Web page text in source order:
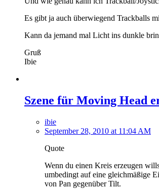
Es gibt ja auch überwiegend Trackballs
Kann da jemand mal Licht ins dunkle
Gruß
Ibie
Szene für Moving Head
ibie
September 28, 2010 at 11:04 AM
Quote
Wenn du einen Kreis erzeugen
umbedingt auf eine gleichmäßige
von Pan gegenüber Tilt.